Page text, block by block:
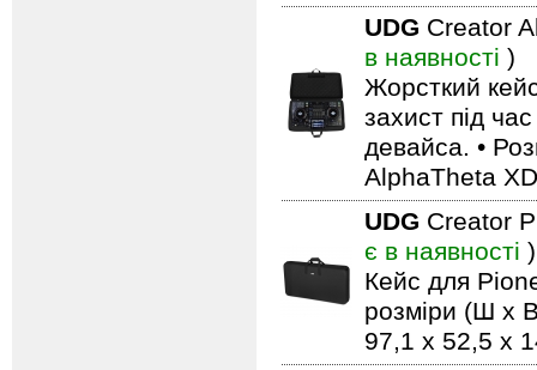
UDG Creator
в наявності )
Жорсткий
захист під
девайса. •
AlphaTheta
UDG Creator
є в наявності )
Кейс для
розміри (Ш x
97,1 x 52,5 x